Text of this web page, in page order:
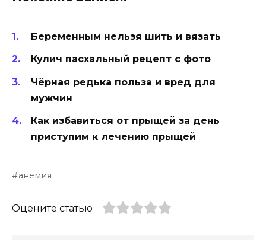
Беременным нельзя шить и вязать
Кулич пасхальный рецепт с фото
Чёрная редька польза и вред для
мужчин
Как избавиться от прыщей за день
приступим к лечению прыщей
анемия
Оцените статью